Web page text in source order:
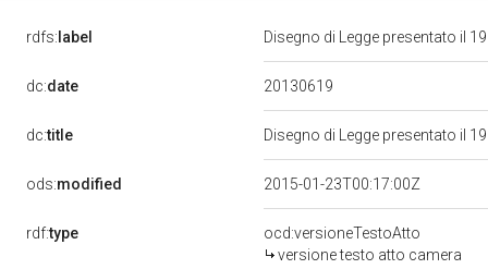
rdfs: label Disegno di Legge presentato il
dc:date 20130619
dc:title Disegno di Legge presentato il
ods:modified 2015-01-23T00:17:00Z
rdf:type
ocd:versioneTestoAtto
versione testo atto camera